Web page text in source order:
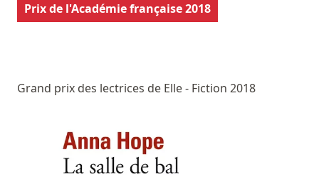
Prix de l'Académie française 2018
Grand prix des lectrices de Elle - Fiction 2018